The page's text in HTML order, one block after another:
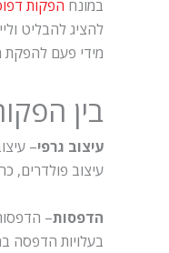
במונח הפקות
להציג להבליט
מידי פעם להפקת
בין
עיצוב גרפי–
עיצוב פולדרים,
הדפסות–
בעלויות הדפסה